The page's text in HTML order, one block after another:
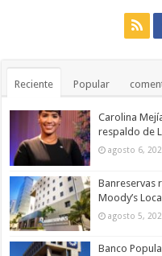
Reciente Popular
Carolina
respaldo de
agosto 6,
Banreservas
Moody’s
agosto 5,
Banco